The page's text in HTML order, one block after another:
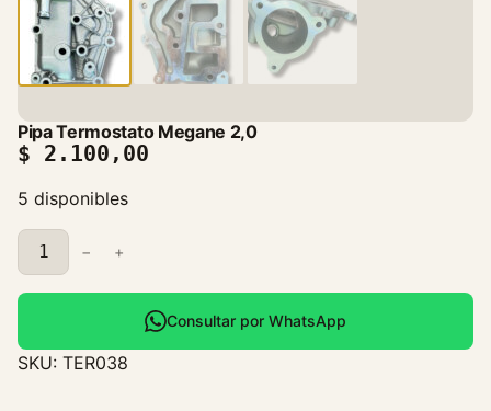
Pipa Termostato Megane 2,0
$ 2.100,00
5 disponibles
P
i
p
T
e
− +
Consultar por WhatsApp
SKU: TER038